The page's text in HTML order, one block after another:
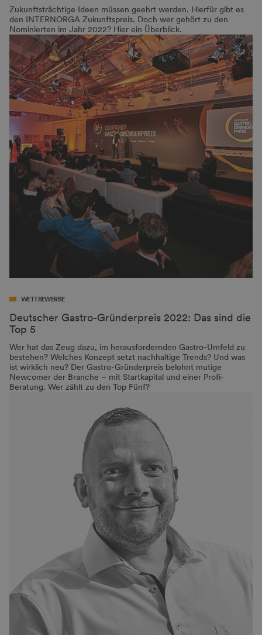
Zukunftsträchtige Ideen müssen geehrt werden. Hierfür gibt es
den INTERNORGA Zukunftspreis. Doch wer gehört zu den
Nominierten im Jahr 2022? Hier ein Überblick.
WETTBEWERBE
Deutscher Gastro-Gründerpreis 2022: Das sind die
Top 5
Wer hat das Zeug dazu, im herausfordernden Gastro-Umfeld zu
bestehen? Welches Konzept setzt nachhaltige Trends? Und was
ist wirklich neu? Der Gastro-Gründerpreis belohnt mutige
Newcomer der Branche – mit Startkapital und einer Profi-
Beratung. Wer zählt zu den Top Fünf?